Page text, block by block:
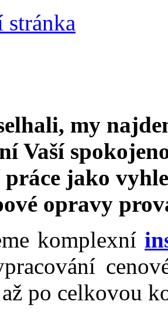
my
Vaší
práce jako
opravy
komplexní
po celkovou